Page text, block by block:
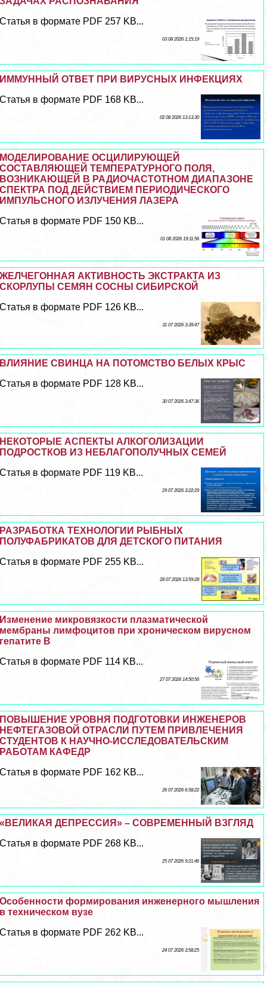
Статья в формате PDF 257 KB...
03 08 2026 1:15:19
ИММУННЫЙ ОТВЕТ ПРИ ВИРУСНЫХ ИНФЕКЦИЯХ
Статья в формате PDF 168 KB...
02 08 2026 13:13:30
МОДЕЛИРОВАНИЕ ОСЦИЛИРУЮЩЕЙ
СОСТАВЛЯЮЩЕЙ ТЕМПЕРАТУРНОГО ПОЛЯ,
ВОЗНИКАЮЩЕЙ В РАДИОЧАСТОТНОМ ДИАПАЗОНЕ
СПЕКТРА ПОД ДЕЙСТВИЕМ ПЕРИОДИЧЕСКОГО
ИМПУЛЬСНОГО ИЗЛУЧЕНИЯ ЛАЗЕРА
Статья в формате PDF 150 KB...
01 08 2026 19:11:56
ЖЕЛЧЕГОННАЯ АКТИВНОСТЬ ЭКСТРАКТА ИЗ
СКОРЛУПЫ СЕМЯН СОСНЫ СИБИРСКОЙ
Статья в формате PDF 126 KB...
31 07 2026 3:39:47
ВЛИЯНИЕ СВИНЦА НА ПОТОМСТВО БЕЛЫХ КРЫС
Статья в формате PDF 128 KB...
30 07 2026 3:47:36
НЕКОТОРЫЕ АСПЕКТЫ АЛКОГОЛИЗАЦИИ
ПОДРОСТКОВ ИЗ НЕБЛАГОПОЛУЧНЫХ СЕМЕЙ
Статья в формате PDF 119 KB...
29 07 2026 3:22:29
РАЗРАБОТКА ТЕХНОЛОГИИ РЫБНЫХ
ПОЛУФАБРИКАТОВ ДЛЯ ДЕТСКОГО ПИТАНИЯ
Статья в формате PDF 255 KB...
28 07 2026 13:59:28
Изменение микровязкости плазматической
мембраны лимфоцитов при хроническом вирусном
гепатите В
Статья в формате PDF 114 KB...
27 07 2026 14:50:56
ПОВЫШЕНИЕ УРОВНЯ ПОДГОТОВКИ ИНЖЕНЕРОВ
НЕФТЕГАЗОВОЙ ОТРАСЛИ ПУТЕМ ПРИВЛЕЧЕНИЯ
СТУДЕНТОВ К НАУЧНО-ИССЛЕДОВАТЕЛЬСКИМ
РАБОТАМ КАФЕДР
Статья в формате PDF 162 KB...
26 07 2026 6:58:22
«ВЕЛИКАЯ ДЕПРЕССИЯ» – СОВРЕМЕННЫЙ ВЗГЛЯД
Статья в формате PDF 268 KB...
25 07 2026 9:21:46
Особенности формирования инженерного мышления
в техническом вузе
Статья в формате PDF 262 KB...
24 07 2026 3:58:25